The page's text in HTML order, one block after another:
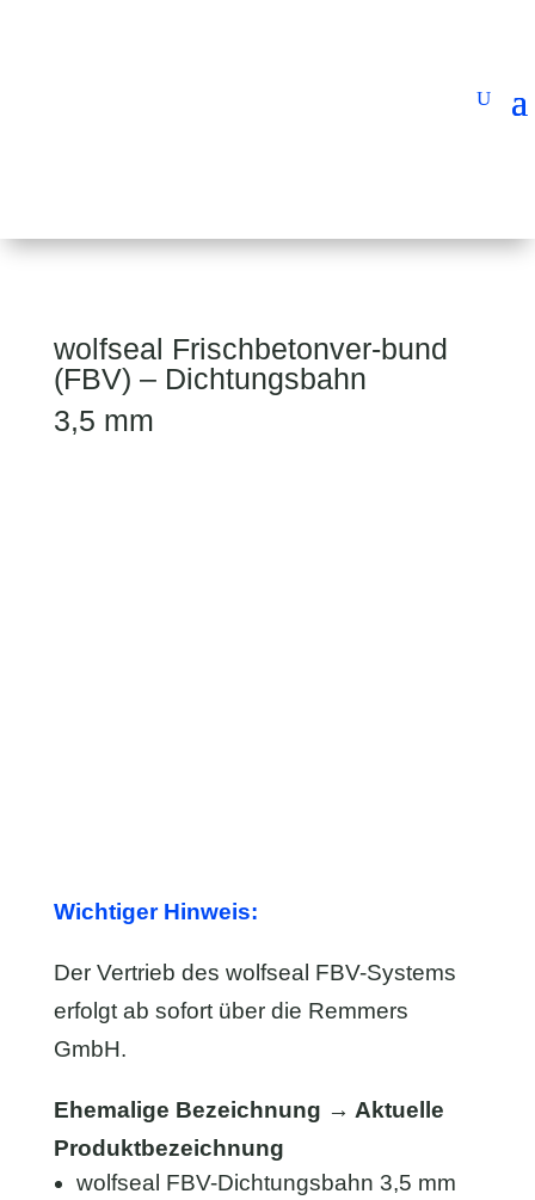
wolfseal Frischbetonver-bund
(FBV) – Dichtungsbahn
3,5 mm
Wichtiger Hinweis:
Der Vertrieb des wolfseal FBV-Systems
erfolgt ab sofort über die Remmers
GmbH.
Ehemalige Bezeichnung → Aktuelle
Produktbezeichnung
wolfseal FBV-Dichtungsbahn 3,5 mm